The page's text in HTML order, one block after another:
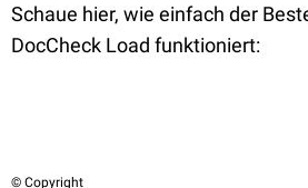
Schaue hier, wie einfach der
DocCheck Load funktioniert:
© Copyright